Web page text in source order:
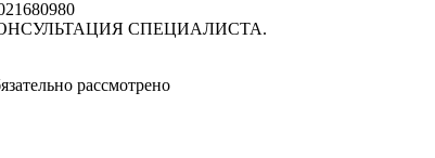
СПЕЦИАЛИСТА.
рассмотрено